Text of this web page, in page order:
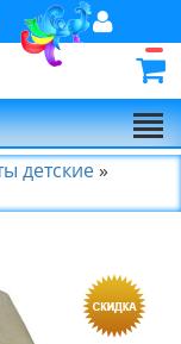
детские»